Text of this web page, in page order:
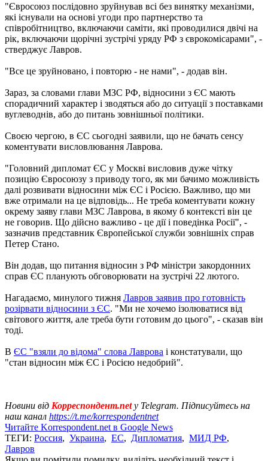
"Євросоюз послідовно зруйнував всі без винятку механізми,
які існували на основі угоди про партнерство та
співробітництво, включаючи саміти, які проводилися двічі на
рік, включаючи щорічні зустрічі уряду РФ з єврокомісарами", -
стверджує Лавров.
"Все це зруйновано, і повторю - не нами", - додав він.
Зараз, за ​​словами глави МЗС РФ, відносини з ЄС мають
спорадичний характер і зводяться або до ситуації з поставками
вуглеводнів, або до питань зовнішньої політики.
Своєю чергою, в ЄС сьогодні заявили, що не бачать сенсу
коментувати висловлювання Лаврова.
"Головний дипломат ЄС у Москві висловив дуже чітку
позицію Євросоюзу з приводу того, як ми бачимо можливість
далі розвивати відносини між ЄС і Росією. Важливо, що ми
вже отримали на це відповідь... Не треба коментувати кожну
окрему заяву глави МЗС Лаврова, в якому б контексті він це
не говорив. Що дійсно важливо - це дії і поведінка Росії", -
зазначив представник Європейської служби зовнішніх справ
Петер Стано.
Він додав, що питання відносин з РФ міністри закордонних
справ ЄС планують обговорювати на зустрічі 22 лютого.
Нагадаємо, минулого тижня Лавров заявив про готовність
розірвати відносини з ЄС. "Ми не хочемо ізолюватися від
світового життя, але треба бути готовим до цього", - сказав він
тоді.
В ЄС "взяли до відома" слова Лаврова і констатували, що
"стан відносин між ЄС і Росією недобрий".
Новини від Корреспондент.netу Telegram. Підписуйтесь на
наш канал https://t.me/korrespondentnet
Читайте Korrespondent.net в Google News
ТЕГИ: Россия, Украина, ЕС, Дипломатия, МИД РФ,
Лавров